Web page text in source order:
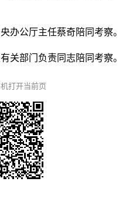
办公厅主任蔡奇陪同考察。
关部门负责同志陪同考察。
打开当前页